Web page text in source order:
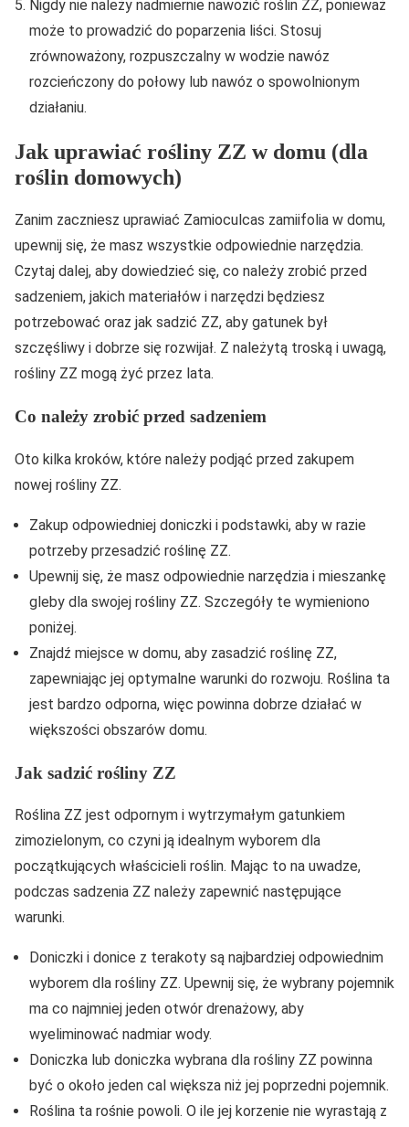
Nigdy nie należy nadmiernie nawozić roślin ZZ, ponieważ
może to prowadzić do poparzenia liści. Stosuj
zrównoważony, rozpuszczalny w wodzie nawóz
rozcieńczony do połowy lub nawóz o spowolnionym
działaniu.
Jak uprawiać rośliny ZZ w domu (dla
roślin domowych)
Zanim zaczniesz uprawiać Zamioculcas zamiifolia w domu,
upewnij się, że masz wszystkie odpowiednie narzędzia.
Czytaj dalej, aby dowiedzieć się, co należy zrobić przed
sadzeniem, jakich materiałów i narzędzi będziesz
potrzebować oraz jak sadzić ZZ, aby gatunek był
szczęśliwy i dobrze się rozwijał. Z należytą troską i uwagą,
rośliny ZZ mogą żyć przez lata.
Co należy zrobić przed sadzeniem
Oto kilka kroków, które należy podjąć przed zakupem
nowej rośliny ZZ.
Zakup odpowiedniej doniczki i podstawki, aby w razie
potrzeby przesadzić roślinę ZZ.
Upewnij się, że masz odpowiednie narzędzia i mieszankę
gleby dla swojej rośliny ZZ. Szczegóły te wymieniono
poniżej.
Znajdź miejsce w domu, aby zasadzić roślinę ZZ,
zapewniając jej optymalne warunki do rozwoju. Roślina ta
jest bardzo odporna, więc powinna dobrze działać w
większości obszarów domu.
Jak sadzić rośliny ZZ
Roślina ZZ jest odpornym i wytrzymałym gatunkiem
zimozielonym, co czyni ją idealnym wyborem dla
początkujących właścicieli roślin. Mając to na uwadze,
podczas sadzenia ZZ należy zapewnić następujące
warunki.
Doniczki i donice z terakoty są najbardziej odpowiednim
wyborem dla rośliny ZZ. Upewnij się, że wybrany pojemnik
ma co najmniej jeden otwór drenażowy, aby
wyeliminować nadmiar wody.
Doniczka lub doniczka wybrana dla rośliny ZZ powinna
być o około jeden cal większa niż jej poprzedni pojemnik.
Roślina ta rośnie powoli. O ile jej korzenie nie wyrastają z